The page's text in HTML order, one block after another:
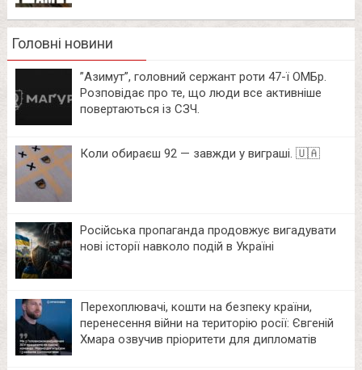
Головні новини
⁨”Азимут”, головний сержант роти 47-ї ОМБр.
Розповідає про те, що люди все активніше
повертаються із СЗЧ.
Коли обираєш 92 — завжди у виграші. 🇺🇦
Російська пропаганда продовжує вигадувати
нові історії навколо подій в Україні
Перехоплювачі, кошти на безпеку країни,
перенесення війни на територію росії: Євгеній
Хмара озвучив пріоритети для дипломатів